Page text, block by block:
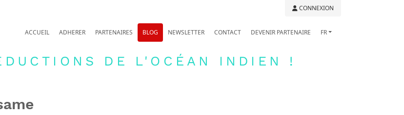
CONNEXION
ACCUEIL ADHERER PARTENAIRES BLOG NEWSLETTER CONTACT DEVENIR PARTENAIRE FR
DE L'OCÉAN INDIEN !